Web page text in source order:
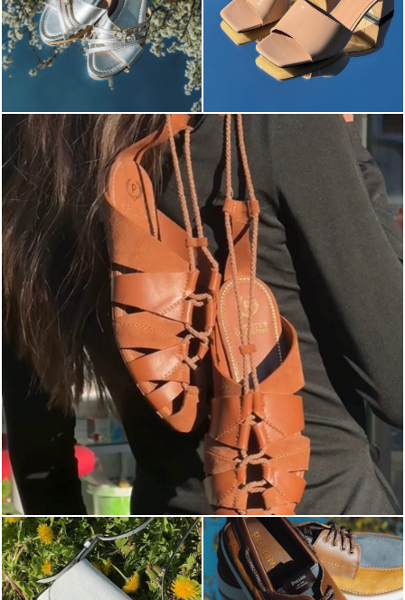
Elevate your desire for a last-minute escape with th...